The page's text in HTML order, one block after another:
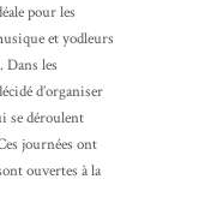
pour les
et yodleurs
Dans les
d’organiser
se déroulent
journées ont
ouvertes à la